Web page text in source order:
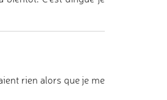
rien alors que je me